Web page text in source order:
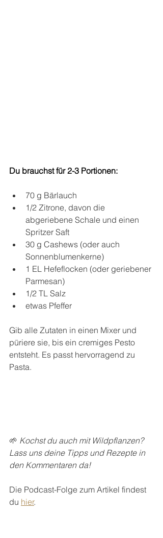
Du brauchst für 2-3 Portionen:
70 g Bärlauch
1/2 Zitrone, davon die
abgeriebene Schale und einen
Spritzer Saft
30 g Cashews (oder auch
Sonnenblumenkerne)
1 EL Hefeflocken (oder geriebener
Parmesan)
1/2 TL Salz
etwas Pfeffer
Gib alle Zutaten in einen Mixer und
püriere sie, bis ein cremiges Pesto
entsteht. Es passt hervorragend zu
Pasta.
🌱 Kochst du auch mit Wildpflanzen?
Lass uns deine Tipps und Rezepte in
den Kommentaren da!
Die Podcast-Folge zum Artikel findest
du hier.